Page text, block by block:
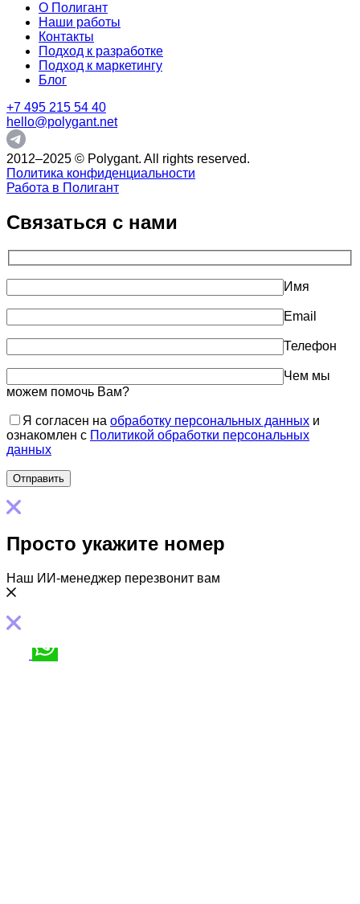
О Полигант
Наши работы
Контакты
Подход к разработке
Подход к маркетингу
Блог
+7 495 215 54 40
hello@polygant.net
2012–2025 © Polygant. All rights reserved.
Политика конфиденциальности
Работа в Полигант
Связаться с нами
Имя
Email
Телефон
Чем мы
можем помочь Вам?
Я согласен на обработку персональных данных и
ознакомлен с Политикой обработки персональных
данных
Просто укажите номер
Наш ИИ-менеджер перезвонит вам